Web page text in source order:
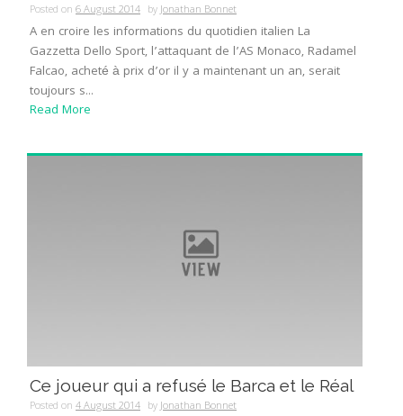
Posted on 6 August 2014 byJonathan Bonnet
A en croire les informations du quotidien italien La
Gazzetta Dello Sport, l’attaquant de l’AS Monaco, Radamel
Falcao, acheté à prix d’or il y a maintenant un an, serait
toujours s...
Read More
Ce joueur qui a refusé le Barca et le Réal
Posted on 4 August 2014 byJonathan Bonnet